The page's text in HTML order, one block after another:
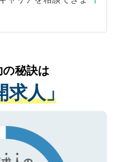
ップおよび転職活動の
たします。お預かりし
データはご本人の許可
扱いについての厳密な
事業者のみに付与され
ークを取得済みです。
てもご安心ください。
医療機関の状況や紹介
、適切なアドバイスを
。すぐにご転職をされ
なサポートが可能です
ください。
秘訣は
求人」